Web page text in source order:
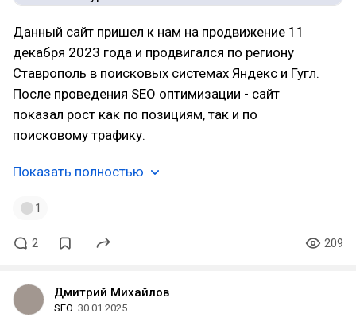
Данный сайт пришел к нам на продвижение 11
декабря 2023 года и продвигался по региону
Ставрополь в поисковых системах Яндекс и Гугл.
После проведения SEO оптимизации - сайт
показал рост как по позициям, так и по
поисковому трафику.
Показать полностью
1
2 209
Дмитрий Михайлов
SEO 30.01.2025